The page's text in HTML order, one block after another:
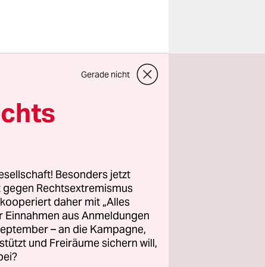
der
im
ist
Gleich
Island,
und
Gerade nicht
Besonders jetzt
Rechtsextremismus
daher mit „Alles
aus Anmeldungen
– an die Kampagne,
und Freiräume sichern will,